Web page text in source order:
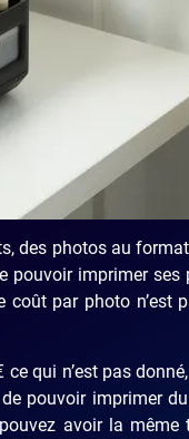
des photos au
pouvoir imprimer
par photo n’est
qui n’est pas
pouvoir imprimer
avoir la même